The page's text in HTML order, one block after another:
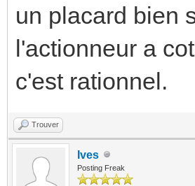
un placard bien
l'actionneur a
c'est rationnel.
Trouver
Ives
Posting Freak